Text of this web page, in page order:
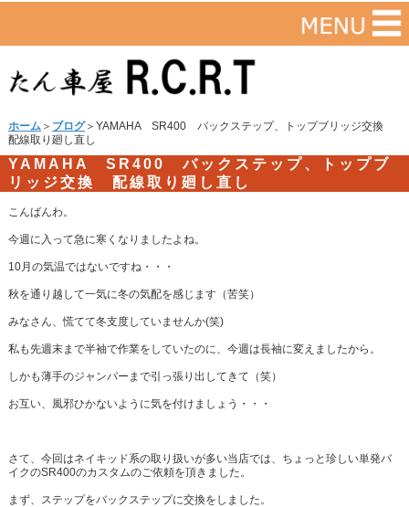
ホーム ＞ ブログ＞YAMAHA SR400 バックステップ、トップブリッジ交換
配線取り廻し直し
YAMAHA SR400 バックステップ、トップブ
リッジ交換 配線取り廻し直し
こんばんわ。
今週に入って急に寒くなりましたよね。
10月の気温ではないですね・・・
秋を通り越して一気に冬の気配を感じます（苦笑）
みなさん、慌てて冬支度していませんか(笑)
私も先週末まで半袖で作業をしていたのに、今週は長袖に変えましたから。
しかも薄手のジャンパーまで引っ張り出してきて（笑）
お互い、風邪ひかないように気を付けましょう・・・
さて、今回はネイキッド系の取り扱いが多い当店では、ちょっと珍しい単発バ
イクのSR400のカスタムのご依頼を頂きました。
まず、ステップをバックステップに交換をしました。